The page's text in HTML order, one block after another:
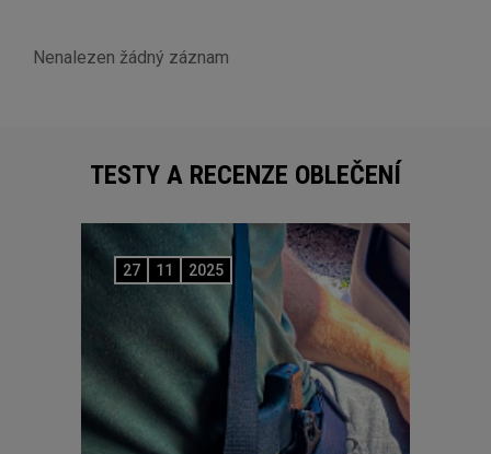
Nenalezen žádný záznam
TESTY A RECENZE OBLEČENÍ
27 11 2025